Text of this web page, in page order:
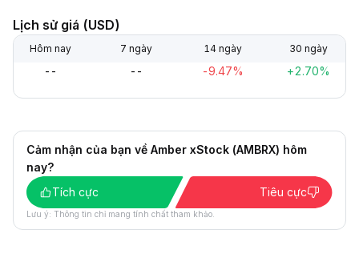
Lịch sử giá (USD)
Hôm nay 7 ngày 14 ngày 30 ngày
-- -- -9.47% +2.70%
Cảm nhận của bạn về Amber xStock (AMBRX) hôm
nay?
Tích cực
Tiêu cực
Lưu ý: Thông tin chỉ mang tính chất tham khảo.